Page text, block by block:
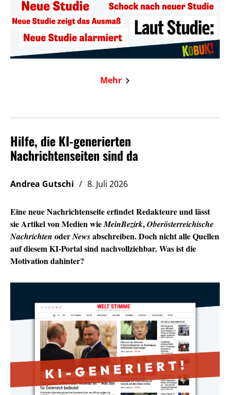
Mehr
Hilfe, die KI-generierten
Nachrichtenseiten sind da
Andrea Gutschi 8. Juli 2026
Eine neue Nachrichtenseite erfindet Redakteure und lässt
sie Artikel von Medien wieMeinBezirk,Oberösterreichische
Nachrichten oderNewsabschreiben. Doch nicht alle Quellen
auf diesem KI-Portal sind nachvollziehbar. Was ist die
Motivation dahinter?